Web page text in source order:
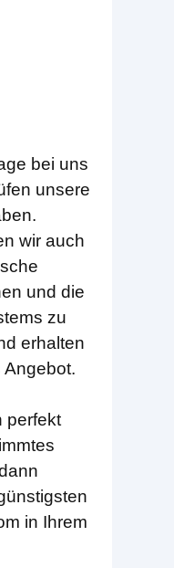
bei uns
unsere
wir auch
und die
zu
erhalten
Angebot.
perfekt
in Ihrem